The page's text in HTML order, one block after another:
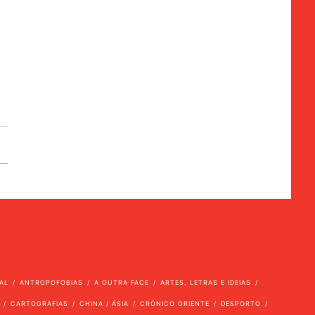
ANTROPOFOBIAS A OUTRA FACE ARTES, LETRAS E IDEIAS
CARTOGRAFIAS CHINA / ÁSIA CRÓNICO ORIENTE DESPORTO